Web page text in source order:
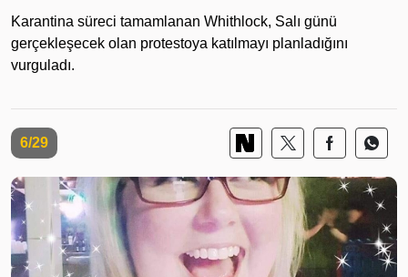
Karantina süreci tamamlanan Whithlock, Salı günü
gerçekleşecek olan protestoya katılmayı planladığını
vurguladı.
6/29